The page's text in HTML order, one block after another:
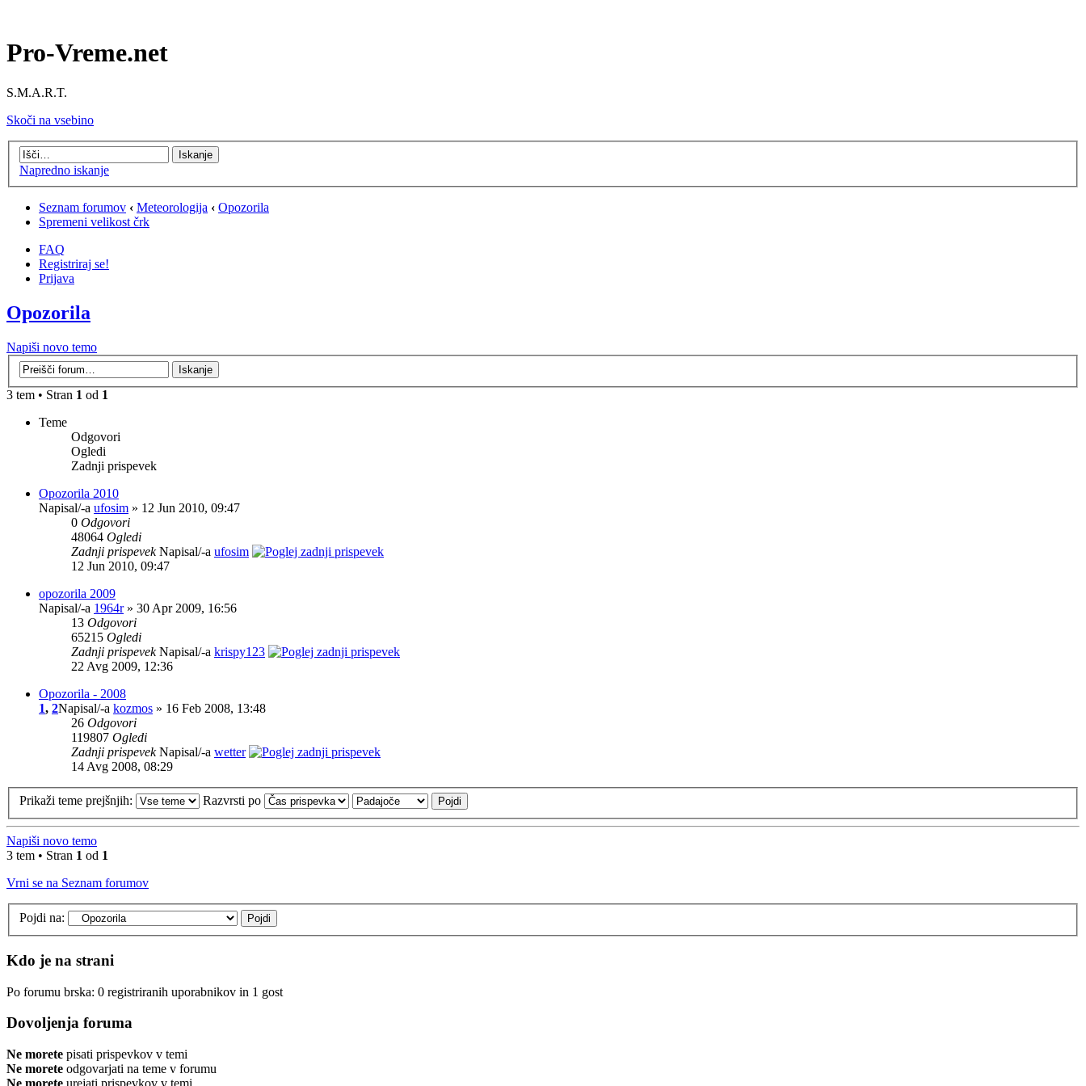
Pro-Vreme.net
S.M.A.R.T.
Skoči na vsebino
Napredno iskanje
Seznam forumov ‹ Meteorologija ‹ Opozorila
Spremeni velikost črk
FAQ
Registriraj se!
Prijava
Opozorila
Napiši novo temo
3 tem • Stran 1 od 1
Teme
Odgovori
Ogledi
Zadnji prispevek
Opozorila 2010
Napisal/-a ufosim » 12 Jun 2010, 09:47
0 Odgovori
48064 Ogledi
Zadnji prispevekNapisal/-a ufosim
12 Jun 2010, 09:47
opozorila 2009
Napisal/-a 1964r» 30 Apr 2009, 16:56
13 Odgovori
65215 Ogledi
Zadnji prispevekNapisal/-a krispy123
22 Avg 2009, 12:36
Opozorila - 2008
1, 2Napisal/-a kozmos » 16 Feb 2008, 13:48
26 Odgovori
119807 Ogledi
Zadnji prispevekNapisal/-a wetter
14 Avg 2008, 08:29
Prikaži teme prejšnjih: Razvrsti po
Napiši novo temo
3 tem • Stran 1 od 1
Vrni se na Seznam forumov
Pojdi na:
Kdo je na strani
Po forumu brska: 0 registriranih uporabnikov in 1 gost
Dovoljenja foruma
Ne morete pisati prispevkov v temi
Ne morete odgovarjati na teme v forumu
Ne morete urejati prispevkov v temi